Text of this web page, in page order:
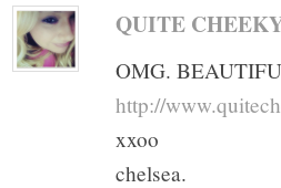
QUITE
OMG.
http://
xxoo
chelsea.